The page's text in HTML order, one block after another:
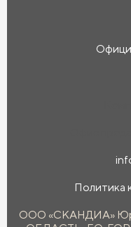
Политика
ООО «СКАНДИА»